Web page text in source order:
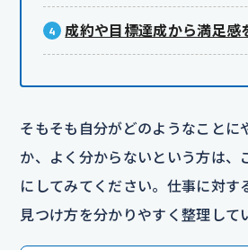
成約や目標達成から満足感
そもそも自分がどのようなことに
か、よく分からないという方は、
にしてみてください。仕事に対す
見つけ方を分かりやすく整理して